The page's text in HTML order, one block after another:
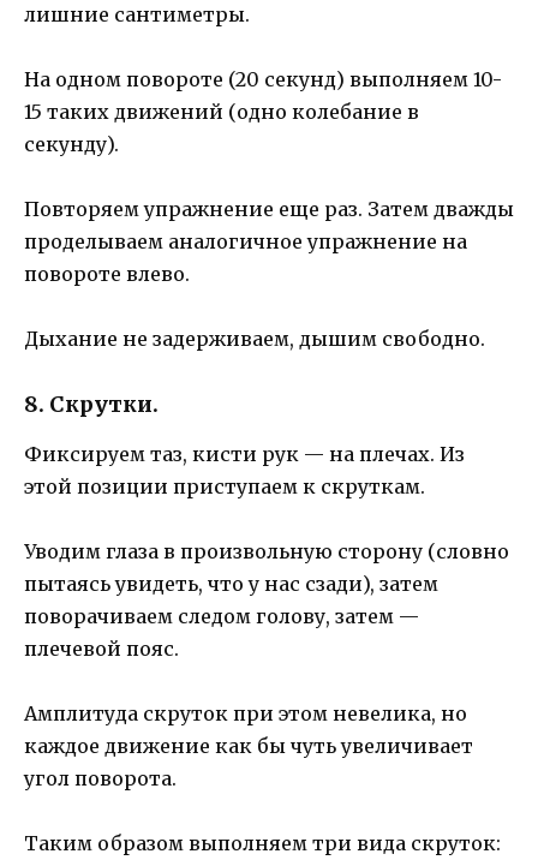
лишние сантиметры.
На одном повороте (20 секунд) выполняем 10-
15 таких движений (одно колебание в
секунду).
Повторяем упражнение еще раз. Затем дважды
проделываем аналогичное упражнение на
повороте влево.
Дыхание не задерживаем, дышим свободно.
8. Скрутки.
Фиксируем таз, кисти рук — на плечах. Из
этой позиции приступаем к скруткам.
Уводим глаза в произвольную сторону (словно
пытаясь увидеть, что у нас сзади), затем
поворачиваем следом голову, затем —
плечевой пояс.
Амплитуда скруток при этом невелика, но
каждое движение как бы чуть увеличивает
угол поворота.
Таким образом выполняем три вида скруток: